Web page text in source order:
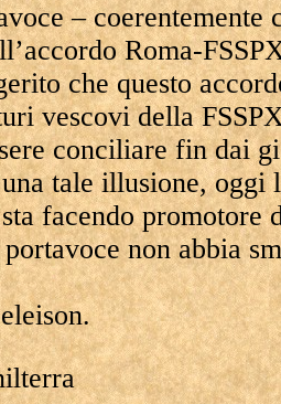
– coerentemente
Roma-
che questo
vescovi della
conciliare fin dai
tale illusione, oggi
facendo promotore
non abbia